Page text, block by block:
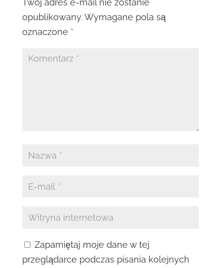
Twój adres e-mail nie zostanie
opublikowany. Wymagane pola są
oznaczone *
Zapamiętaj moje dane w tej
przeglądarce podczas pisania kolejnych